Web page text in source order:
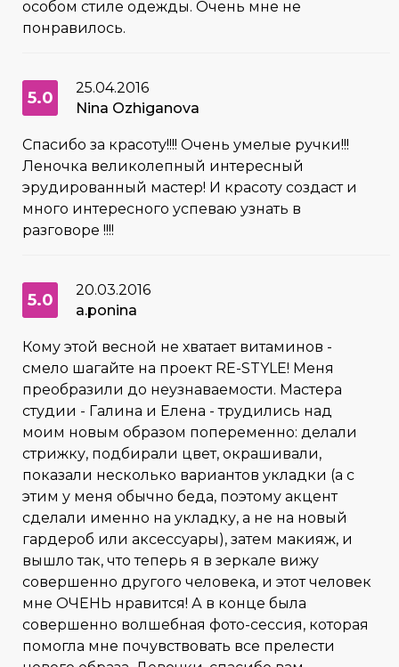
особом стиле одежды. Очень мне не
понравилось.
5.0
25.04.2016
Nina Ozhiganova
Спасибо за красоту!!!! Очень умелые ручки!!!
Леночка великолепный интересный
эрудированный мастер! И красоту создаст и
много интересного успеваю узнать в
разговоре !!!!
5.0
20.03.2016
a.ponina
Кому этой весной не хватает витаминов -
смело шагайте на проект RE-STYLE! Меня
преобразили до неузнаваемости. Мастера
студии - Галина и Елена - трудились над
моим новым образом попеременно: делали
стрижку, подбирали цвет, окрашивали,
показали несколько вариантов укладки (а с
этим у меня обычно беда, поэтому акцент
сделали именно на укладку, а не на новый
гардероб или аксессуары), затем макияж, и
вышло так, что теперь я в зеркале вижу
совершенно другого человека, и этот человек
мне ОЧЕНЬ нравится! А в конце была
совершенно волшебная фото-сессия, которая
помогла мне почувствовать все прелести